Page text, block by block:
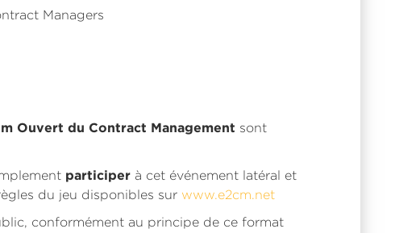
Managers
Ouvert du Contract Management sont
participer à cet événement latéral et
du jeu disponibles sur www.e2cm.net
conformément au principe de ce format